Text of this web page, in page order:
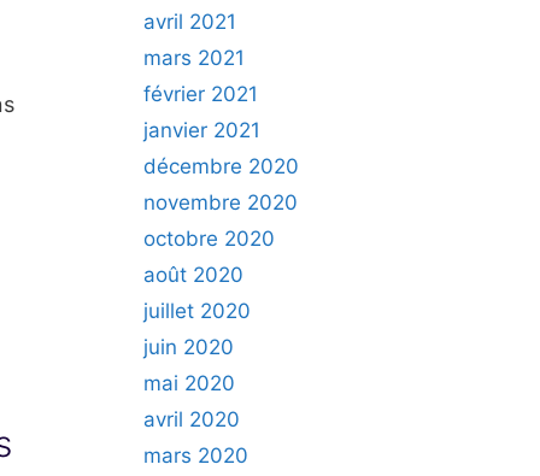
avril 2021
mars 2021
février 2021
janvier 2021
décembre 2020
novembre 2020
octobre 2020
août 2020
juillet 2020
juin 2020
mai 2020
avril 2020
mars 2020